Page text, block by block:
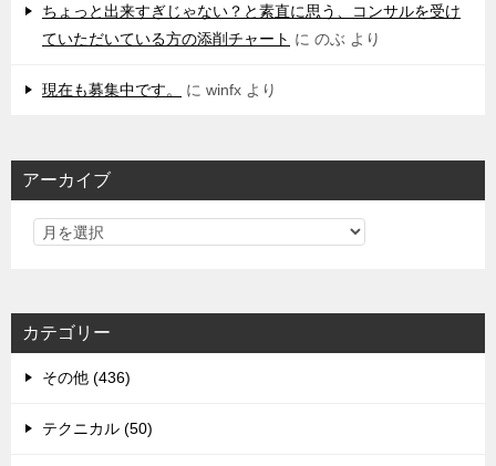
ちょっと出来すぎじゃない？と素直に思う、コンサルを受け
ていただいている方の添削チャート に のぶ より
現在も募集中です。 に winfx より
アーカイブ
カテゴリー
その他 (436)
テクニカル (50)